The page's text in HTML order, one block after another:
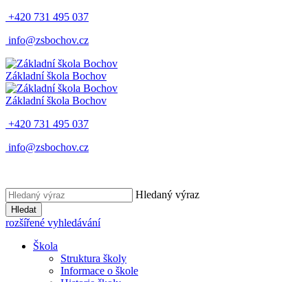
+420 731 495 037
info@zsbochov.cz
Základní škola Bochov
Základní škola Bochov
+420 731 495 037
info@zsbochov.cz
Hledaný výraz
Hledat
rozšířené vyhledávání
Škola
Struktura školy
Informace o škole